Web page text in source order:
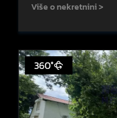
Više o nekretnini >
360°